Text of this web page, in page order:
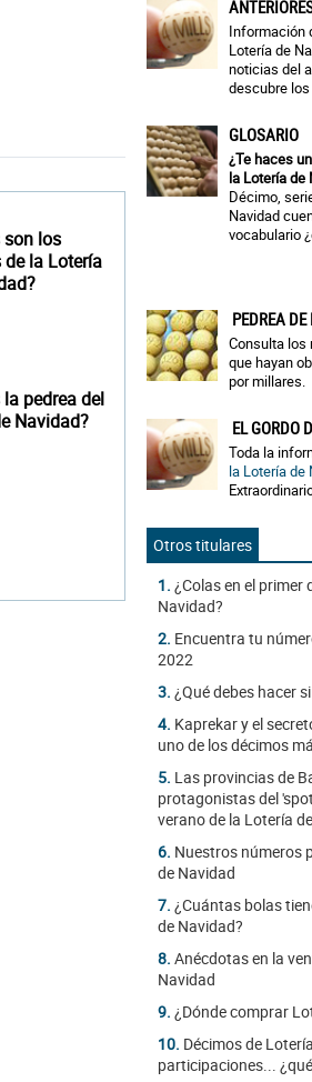
son los
de la Lotería
la pedrea del
Navidad?
Información
Lotería de
noticias del
descubre
GLOSARIO
¿Te haces
la Lotería de
Décimo,
Navidad
vocabulario
PEDREA
Consulta los
que hayan
por millares.
EL GORDO
Toda la
la Lotería de
Otros titulares
1. ¿Colas en el primer
Navidad?
2. Encuentra tu
2022
3. ¿Qué debes hacer
4. Kaprekar y el
uno de los décimos
5. Las provincias de
protagonistas del
verano de la Lotería
6. Nuestros números
de Navidad
7. ¿Cuántas bolas
de Navidad?
8. Anécdotas en la
Navidad
9. ¿Dónde comprar
10. Décimos de
participaciones...